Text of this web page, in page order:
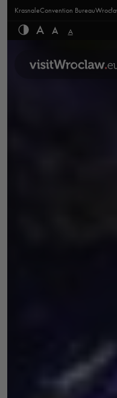
KrasnaleConvention Bureau
A A A